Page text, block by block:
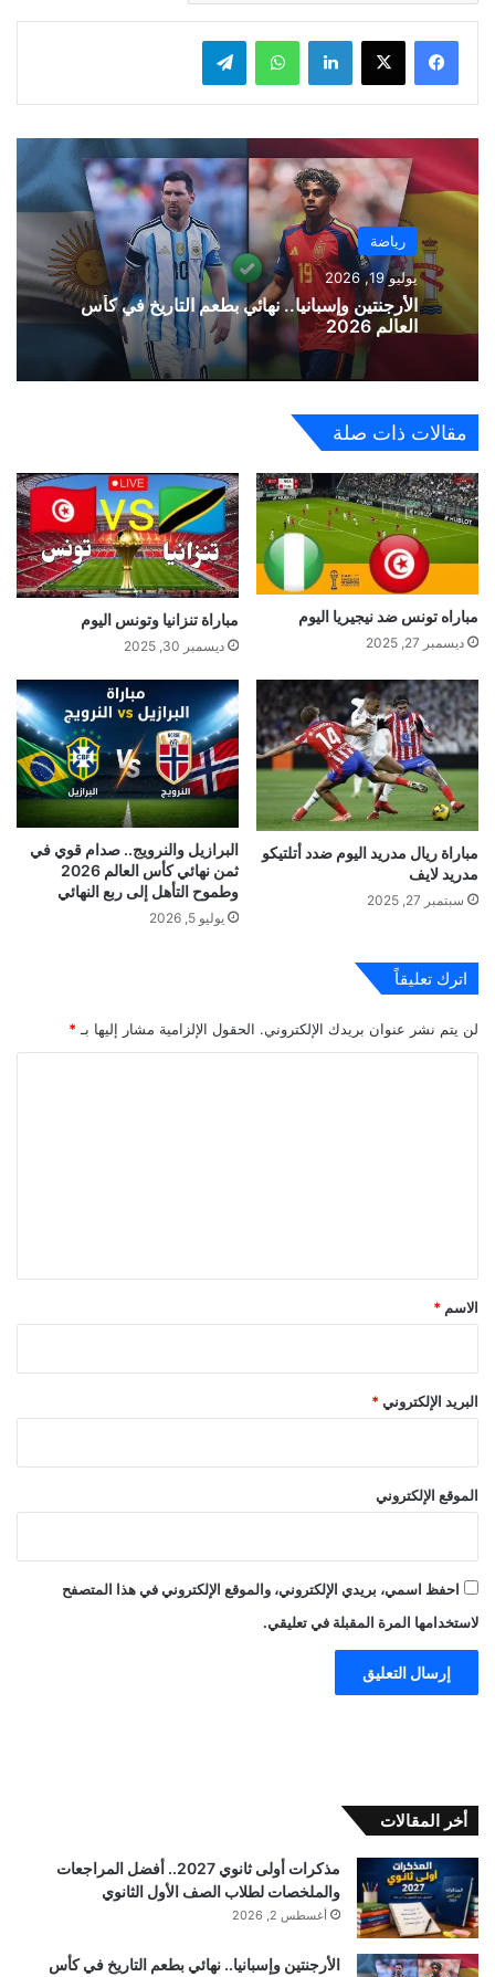
لينكدإن واتساب
رياضة
يوليو 19, 2026
الأرجنتين وإسبانيا.. نهائي بطعم التاريخ في كأس
العالم 2026
مقالات ذات صلة
مباراه تونس ضد نيجيريا اليوم
ديسمبر 27, 2025
مباراة تنزانيا وتونس اليوم
ديسمبر 30, 2025
مباراة ريال مدريد اليوم ضدد أتلتيكو
مدريد لايف
سبتمبر 27, 2025
البرازيل والنرويج.. صدام قوي في
ثمن نهائي كأس العالم 2026
وطموح التأهل إلى ربع النهائي
يوليو 5, 2026
اترك تعليقاً
لن يتم نشر عنوان بريدك الإلكتروني. الحقول الإلزامية مشار إليها بـ *
*
الاسم *
البريد الإلكتروني *
الموقع الإلكتروني
احفظ اسمي، بريدي الإلكتروني، والموقع الإلكتروني في هذا المتصفح
لاستخدامها المرة المقبلة في تعليقي.
أخر المقالات
مذكرات أولى ثانوي 2027.. أفضل المراجعات
والملخصات لطلاب الصف الأول الثانوي
أغسطس 2, 2026
الأرجنتين وإسبانيا.. نهائي بطعم التاريخ في كأس